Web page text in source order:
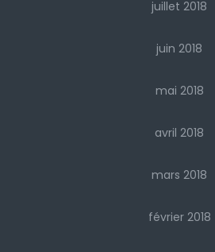
juillet 2018
juin 2018
mai 2018
avril 2018
mars 2018
février 2018